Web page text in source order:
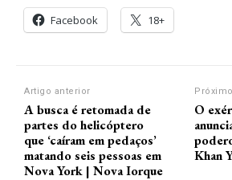
Facebook 18+
Artigo anterior
A busca é retomada de
partes do helicóptero
que ‘caíram em pedaços’
matando seis pessoas em
Nova York | Nova Iorque
O
Khan